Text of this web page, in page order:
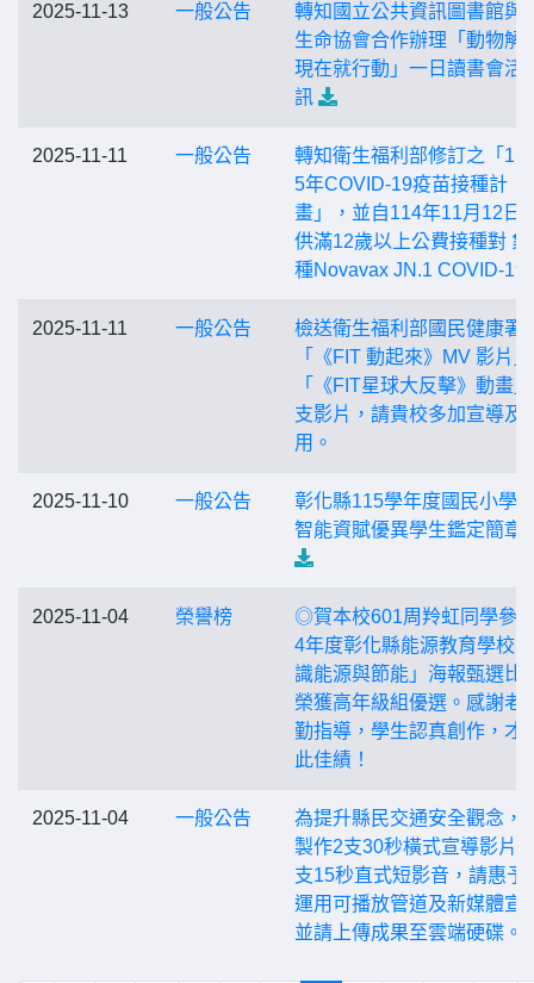
2025-11-13 一般公告
轉知國立公共資訊圖書館與
生命協會合作辦理「動物解
現在就行動」一日讀書會活
訊
2025-11-11 一般公告
轉知衛生福利部修訂之「
5年COVID-19疫苗接種計
畫」，並自114年11月12日
供滿12歲以上公費接種對 象
種Novavax JN.1 COVID-19
2025-11-11 一般公告
檢送衛生福利部國民健康署
「《FIT 動起來》MV 影片
「《FIT星球大反擊》動畫
支影片，請貴校多加宣導及
用。
2025-11-10 一般公告
彰化縣115學年度國民小學
智能資賦優異學生鑑定簡章
2025-11-04 榮譽榜
◎賀本校601周羚虹同學參
4年度彰化縣能源教育學校
識能源與節能」海報甄選比
榮獲高年級組優選。感謝老
勤指導，學生認真創作，才
此佳績！
2025-11-04 一般公告
為提升縣民交通安全觀念，
製作2支30秒橫式宣導影片
支15秒直式短影音，請惠予
運用可播放管道及新媒體宣
並請上傳成果至雲端硬碟。